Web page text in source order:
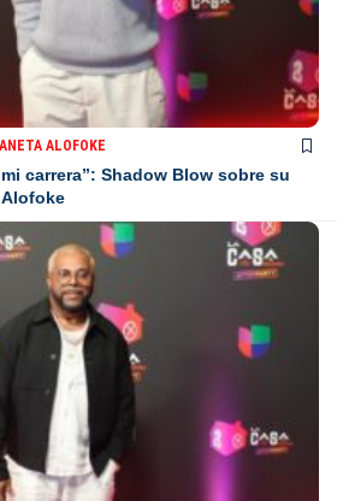
ALOFOKE
carrera”: Shadow Blow sobre su